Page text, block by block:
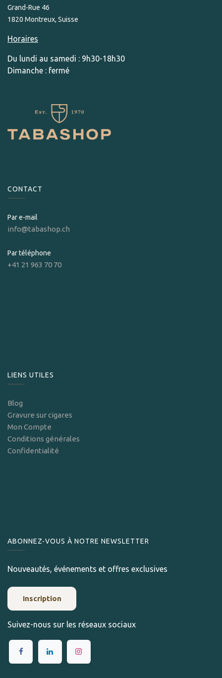
Grand-Rue 46
1820 Montreux, Suisse
Horaires
Du lundi au samedi : 9h30-18h30
Dimanche : fermé
CONTACT
Par e-mail
info@tabashop.ch
Par téléphone
+41 21 963 70 70
LIENS UTILES
Blog
Gravure sur cigares
Mon Compte
Conditions générales
Confidentialité
ABONNEZ-VOUS À NOTRE NEWSLETTER
Nouveautés, événements et offres exclusives
Inscription
Suivez-nous sur les réseaux sociaux